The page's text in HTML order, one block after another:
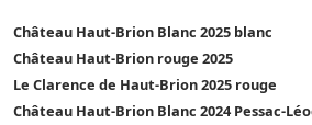
Château Haut-Brion Blanc 2025 blanc
Château Haut-Brion rouge 2025
Le Clarence de Haut-Brion 2025 rouge
Château Haut-Brion Blanc 2024 Pessac-